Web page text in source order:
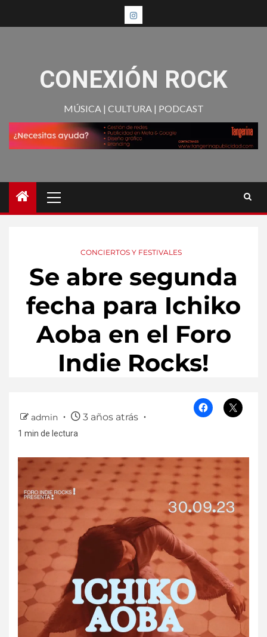
CONEXIÓN ROCK
MÚSICA | CULTURA | PODCAST
CONCIERTOS Y FESTIVALES
Se abre segunda
fecha para Ichiko
Aoba en el Foro
Indie Rocks!
admin 3 años atrás
1 min de lectura